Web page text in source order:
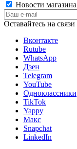
Новости магазина
Оставайтесь на связи
Вконтакте
Rutube
WhatsApp
Дзен
Telegram
YouTube
Одноклассники
TikTok
Yappy
Макс
Snapchat
LinkedIn